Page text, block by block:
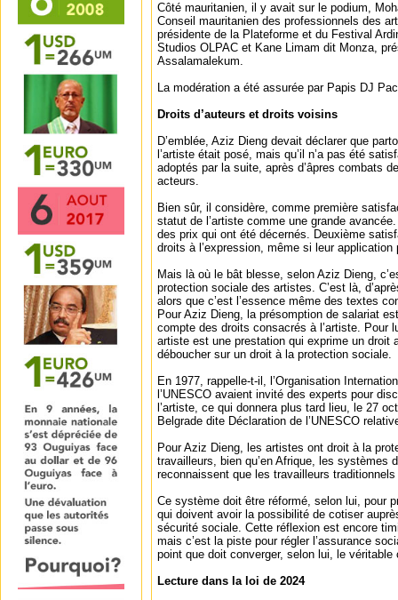
Côté mauritanien, il y avait sur le podium,
Conseil mauritanien des professionnels des
présidente de la Plateforme et du Festival
Studios OLPAC et Kane Limam dit Monza,
Assalamalekum.
La modération a été assurée par Papis DJ
Droits d’auteurs et droits voisins
D’emblée, Aziz Dieng devait déclarer que
l’artiste était posé, mais qu’il n’a pas été
adoptés par la suite, après d’âpres combats
acteurs.
Bien sûr, il considère, comme première
statut de l’artiste comme une grande
des prix qui ont été décernés. Deuxième
droits à l’expression, même si leur application
Mais là où le bât blesse, selon Aziz Dieng,
protection sociale des artistes. C’est là,
alors que c’est l’essence même des textes
Pour Aziz Dieng, la présomption de salariat
compte des droits consacrés à l’artiste. Pour
artiste est une prestation qui exprime un droit
déboucher sur un droit à la protection sociale.
En 1977, rappelle-t-il, l’Organisation
l’UNESCO avaient invité des experts pour
l’artiste, ce qui donnera plus tard lieu, le 27
Belgrade dite Déclaration de l’UNESCO
Pour Aziz Dieng, les artistes ont droit à la
travailleurs, bien qu’en Afrique, les systèmes
reconnaissent que les travailleurs
Ce système doit être réformé, selon lui, pour
qui doivent avoir la possibilité de cotiser
sécurité sociale. Cette réflexion est encore
mais c’est la piste pour régler l’assurance
point que doit converger, selon lui, le
Lecture dans la loi de 2024